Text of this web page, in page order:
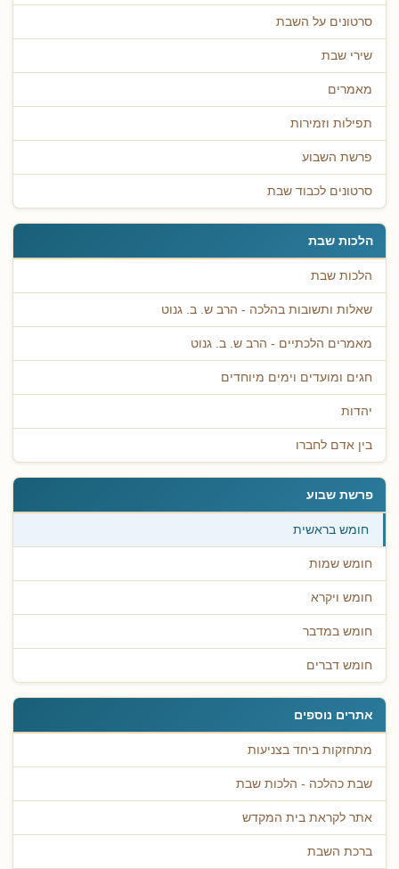
סרטונים על השבת
שירי שבת
מאמרים
תפילות וזמירות
פרשת השבוע
סרטונים לכבוד שבת
הלכות שבת
הלכות שבת
שאלות ותשובות בהלכה - הרב ש. ב. גנוט
מאמרים הלכתיים - הרב ש. ב. גנוט
חגים ומועדים וימים מיוחדים
יהדות
בין אדם לחברו
פרשת שבוע
חומש בראשית
חומש שמות
חומש ויקרא
חומש במדבר
חומש דברים
אתרים נוספים
מתחזקות ביחד בצניעות
שבת כהלכה - הלכות שבת
אתר לקראת בית המקדש
ברכת השבת